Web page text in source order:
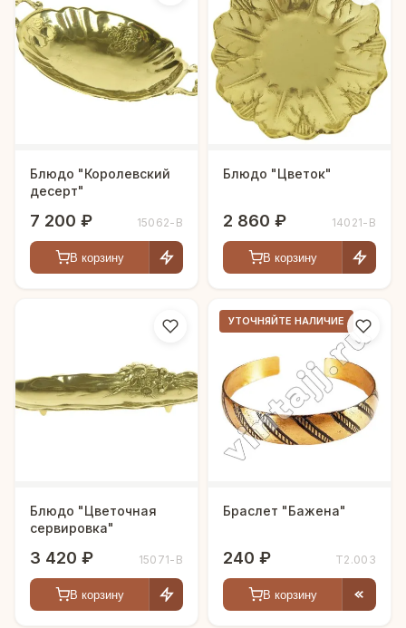
Блюдо "Королевский
десерт"
7 200 ₽ 15062-В
В корзину
Блюдо "Цветок"
2 860 ₽ 14021-В
В корзину
Блюдо "Цветочная
сервировка"
3 420 ₽ 15071-В
В корзину
УТОЧНЯЙТЕ НАЛИЧИЕ
Браслет "Бажена"
240 ₽ Т2.003
В корзину